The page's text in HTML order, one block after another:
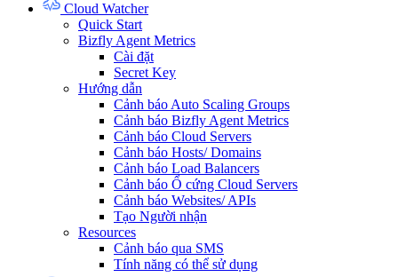
Cloud Watcher
Quick Start
Bizfly Agent Metrics
Cài đặt
Secret Key
Hướng dẫn
Cảnh báo Auto Scaling Groups
Cảnh báo Bizfly Agent Metrics
Cảnh báo Cloud Servers
Cảnh báo Hosts/ Domains
Cảnh báo Load Balancers
Cảnh báo Ổ cứng Cloud Servers
Cảnh báo Websites/ APIs
Tạo Người nhận
Resources
Cảnh báo qua SMS
Tính năng có thể sử dụng